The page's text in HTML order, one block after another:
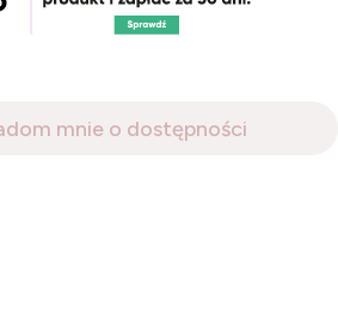
mnie o dostępności